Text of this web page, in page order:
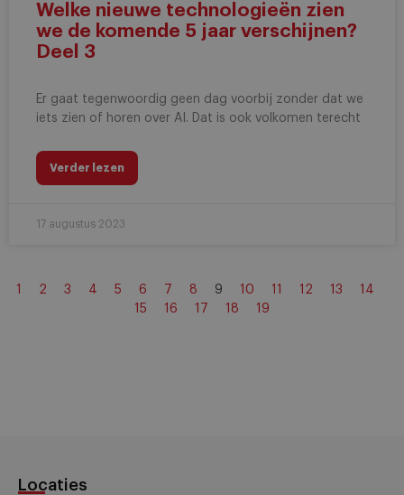
Welke nieuwe technologieën zien
we de komende 5 jaar verschijnen?
Deel 3
Er gaat tegenwoordig geen dag voorbij zonder dat we
iets zien of horen over AI. Dat is ook volkomen terecht
Verder lezen
17 augustus 2023
1 2 3 4 5 6 7 8 9 10 11 12 13
14
15
16 17 18 19
Locaties